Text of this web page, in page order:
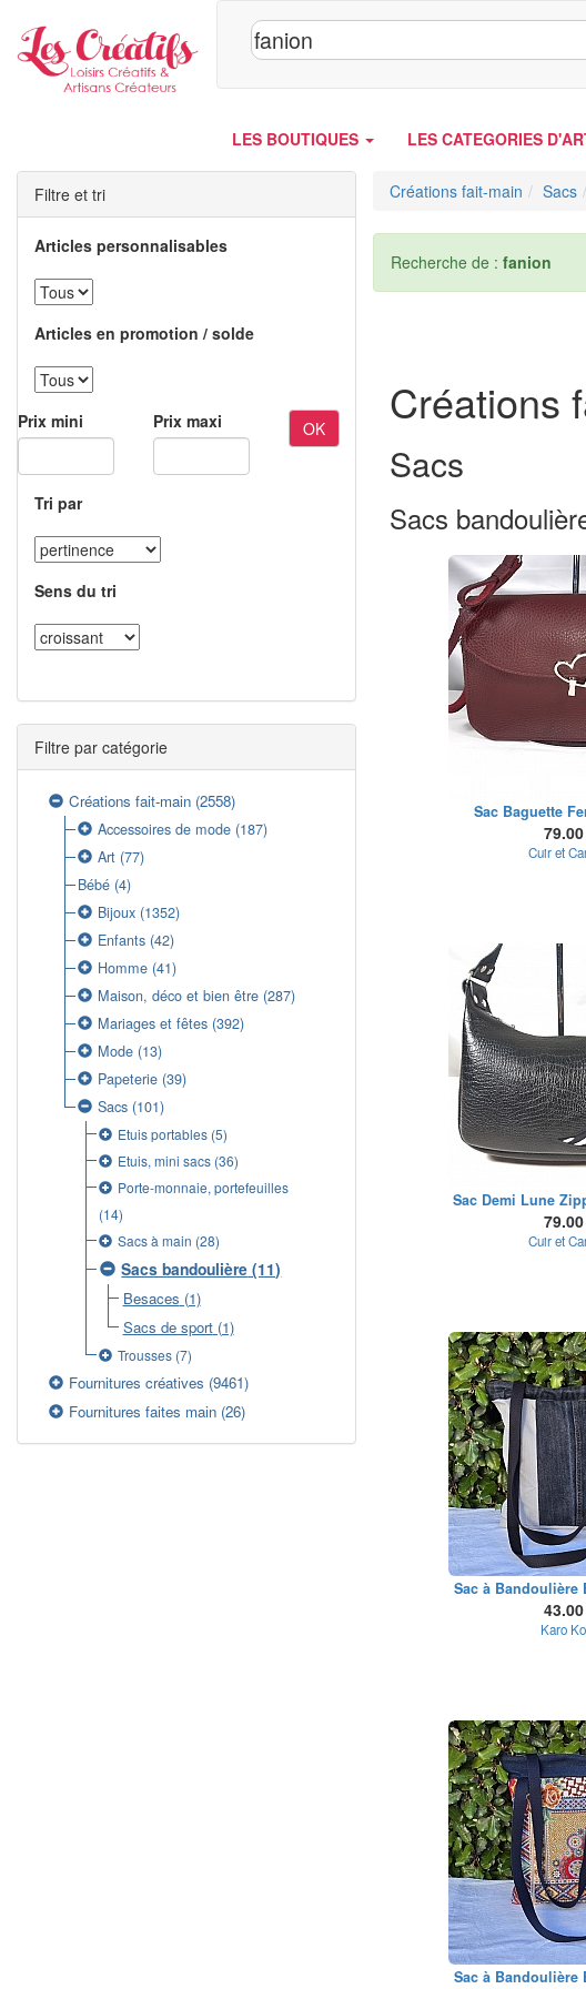
LES BOUTIQUES LES CATEGORIES
Filtre et tri
Articles personnalisables
Articles en promotion / solde
Prix mini Prix maxi OK
Tri par
Sens du tri
Filtre par catégorie
Créations fait-main (2558)
Accessoires de mode (187)
Art (77)
Bébé (4)
Bijoux (1352)
Enfants (42)
Homme (41)
Maison, déco et bien être (287)
Mariages et fêtes (392)
Mode (13)
Papeterie (39)
Sacs (101)
Etuis portables(5)
Etuis, mini sacs(36)
Porte-monnaie, portefeuilles
(14)
Sacs à main (28)
Sacs bandoulière (11)
Besaces (1)
Sacs de sport(1)
Trousses(7)
Fournitures créatives (9461)
Fournitures faites main (26)
Créations fait-main Sacs
Recherche de : fanion
Créations
Sacs
Sacs
Sac Baguette
Cuir et
Sac Demi Lune
Cuir et
Sac à Bandoulière
Karo
Sac à Bandoulière